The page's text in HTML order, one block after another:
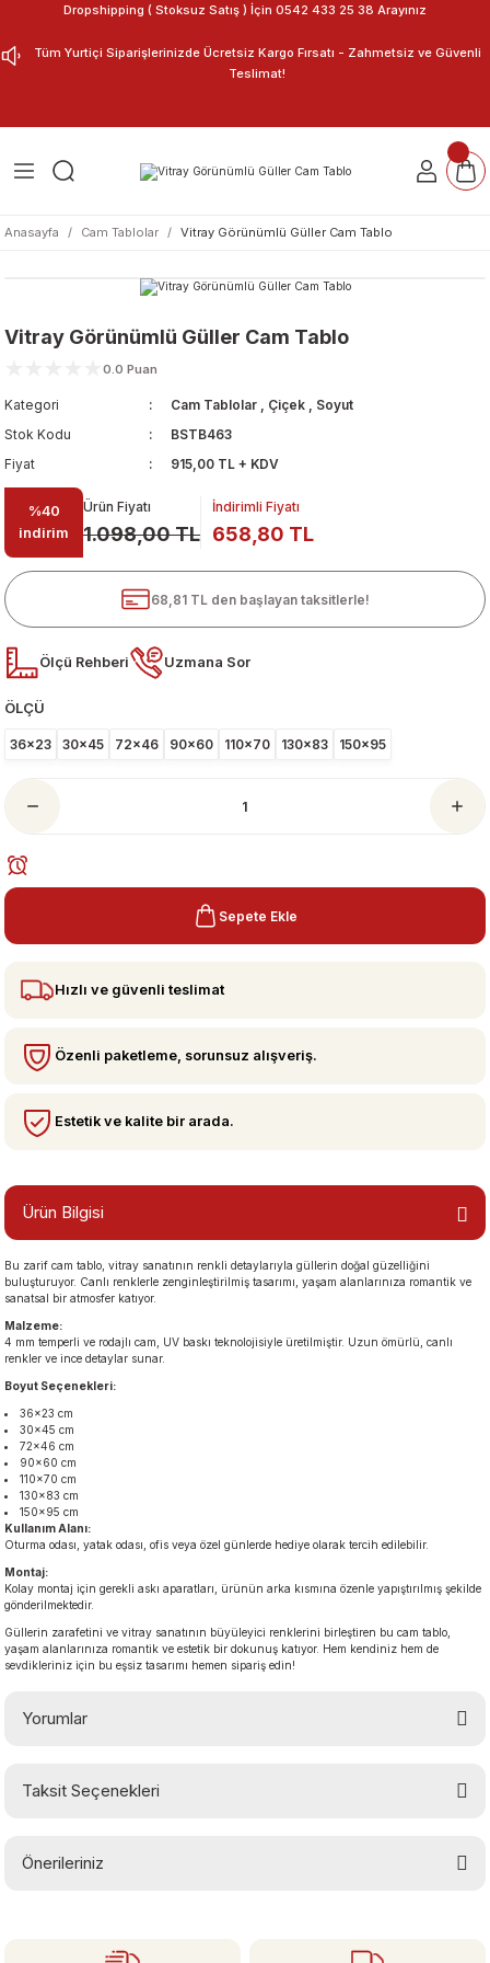
Dropshipping ( Stoksuz Satış ) İçin 0542 433 25 38 Arayınız
Tüm Yurtiçi Siparişlerinizde Ücretsiz Kargo Fırsatı - Zahmetsiz ve Güvenli
Teslimat!
Manzaraları
Anasayfa Cam Tablolar Vitray Görünümlü Güller Cam Tablo
Vitray Görünümlü Güller Cam Tablo
0.0 Puan
Kategori Cam Tablolar , Çiçek , Soyut
Stok Kodu
BSTB463
Fiyat
915,00 TL + KDV
%40
indirim
Ürün Fiyatı
1.098,00 TL
İndirimli Fiyatı
658,80 TL
68,81 TL den başlayan taksitlerle!
Ölçü Rehberi Uzmana Sor
ÖLÇÜ
36x23 30x45 72x46 90x60 110x70 130x83 150x95
Sepete Ekle
Hızlı ve güvenli teslimat
Özenli paketleme, sorunsuz alışveriş.
Estetik ve kalite bir arada.
Ürün Bilgisi
Bu zarif cam tablo, vitray sanatının renkli detaylarıyla güllerin doğal güzelliğini
buluşturuyor. Canlı renklerle zenginleştirilmiş tasarımı, yaşam alanlarınıza romantik ve
sanatsal bir atmosfer katıyor.
Malzeme:
4 mm temperli ve rodajlı cam, UV baskı teknolojisiyle üretilmiştir. Uzun ömürlü, canlı
renkler ve ince detaylar sunar.
Boyut Seçenekleri:
36×23 cm
30×45 cm
72×46 cm
90×60 cm
110×70 cm
130×83 cm
150×95 cm
Kullanım Alanı:
Oturma odası, yatak odası, ofis veya özel günlerde hediye olarak tercih edilebilir.
Montaj:
Kolay montaj için gerekli askı aparatları, ürünün arka kısmına özenle yapıştırılmış şekilde
gönderilmektedir.
Güllerin zarafetini ve vitray sanatının büyüleyici renklerini birleştiren bu cam tablo,
yaşam alanlarınıza romantik ve estetik bir dokunuş katıyor. Hem kendiniz hem de
sevdikleriniz için bu eşsiz tasarımı hemen sipariş edin!
Yorumlar
Taksit Seçenekleri
Önerileriniz